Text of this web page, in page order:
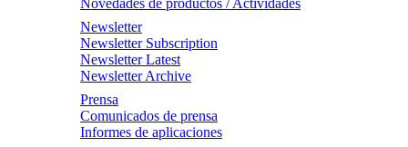
Novedades de productos / Actividades
Newsletter
Newsletter Subscription
Newsletter Latest
Newsletter Archive
Prensa
Comunicados de prensa
Informes de aplicaciones